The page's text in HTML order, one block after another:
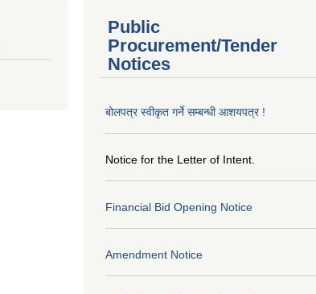
Public
Procurement/Tender
Notices
बोलपत्र स्वीकृत गर्ने सम्बन्धी आशयपत्र !
Notice for the Letter of Intent.
Financial Bid Opening Notice
Amendment Notice